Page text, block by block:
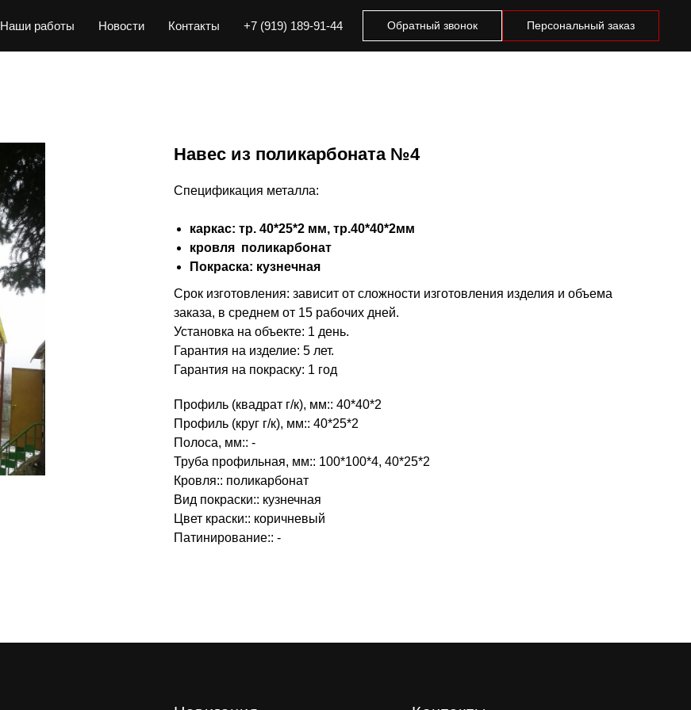
Наши работы Новости Контакты +7 (919) 189-91-44 Обратный звонок Персональный заказ
Навес из поликарбоната №4
Спецификация металла:
каркас: тр. 40*25*2 мм, тр.40*40*2мм
кровля поликарбонат
Покраска: кузнечная
Срок изготовления: зависит от сложности изготовления изделия и объема
заказа, в среднем от 15 рабочих дней.
Установка на объекте: 1 день.
Гарантия на изделие: 5 лет.
Гарантия на покраску: 1 год
Профиль (квадрат г/к), мм:: 40*40*2
Профиль (круг г/к), мм:: 40*25*2
Полоса, мм:: -
Труба профильная, мм:: 100*100*4, 40*25*2
Кровля:: поликарбонат
Вид покраски:: кузнечная
Цвет краски:: коричневый
Патинирование:: -